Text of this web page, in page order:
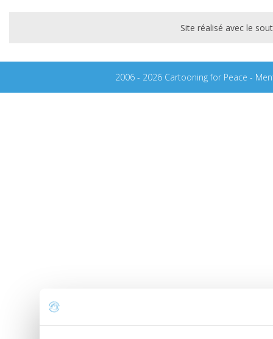
Site réalisé avec le
2006 - 2026 Cartooning for Peace -